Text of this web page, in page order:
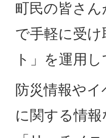
町民の皆さ
で手軽に受
ト」を運用し
防災情報や
に関する情